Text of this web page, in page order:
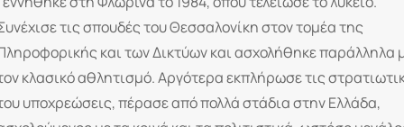
τις σπουδές του Θεσσαλονίκη στον τομέα της
και των Δικτύων και ασχολήθηκε παράλληλα
κλασικό αθλητισμό. Αργότερα εκπλήρωσε τις
υποχρεώσεις, πέρασε από πολλά στάδια στην Ελλάδα,